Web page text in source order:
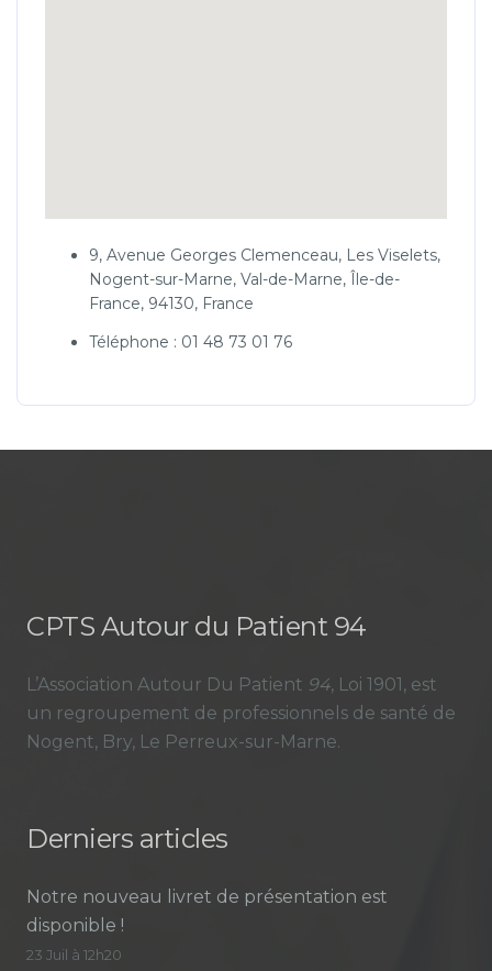
9, Avenue Georges Clemenceau, Les Viselets,
Nogent-sur-Marne, Val-de-Marne, Île-de-
France, 94130, France
Téléphone : 01 48 73 01 76
CPTS Autour du Patient 94
L’Association Autour Du Patient 94, Loi 1901, est
un regroupement de professionnels de santé de
Nogent, Bry, Le Perreux-sur-Marne.
Derniers articles
Notre nouveau livret de présentation est
disponible !
23 Juil à 12h20